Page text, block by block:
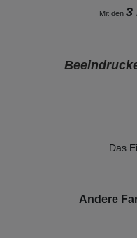
Mit den 3
Das
Andere